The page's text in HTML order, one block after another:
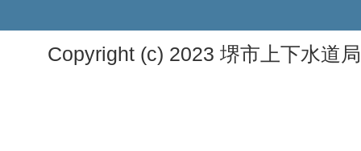
Copyright (c) 2023 堺市上下水道